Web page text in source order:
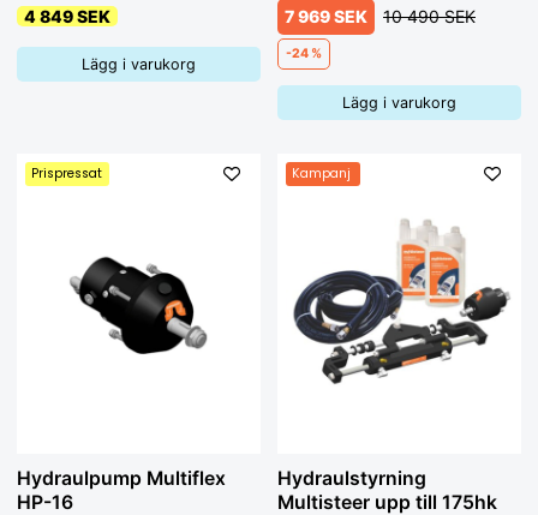
4 849 SEK
Lägg i varukorg
7 969 SEK 10 490 SEK
-24 %
Lägg i varukorg
Prispressat
Hydraulpump Multiflex
HP-16
Kampanj
Hydraulstyrning
Multisteer upp till 175hk